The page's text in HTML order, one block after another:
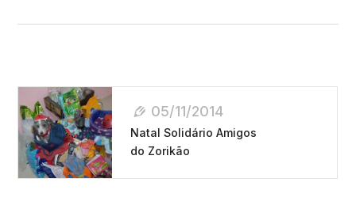
Navegação
De
Post
05/11/2014
Natal Solidário Amigos
do Zorikão